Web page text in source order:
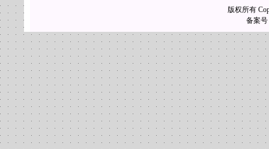
版权所有
备案号